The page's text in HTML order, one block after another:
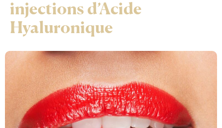
injections d’Acide
Hyaluronique